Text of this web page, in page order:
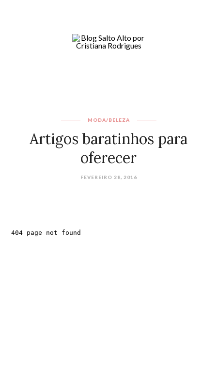
MODA/BELEZA
Artigos baratinhos para
oferecer
FEVEREIRO 28, 2016